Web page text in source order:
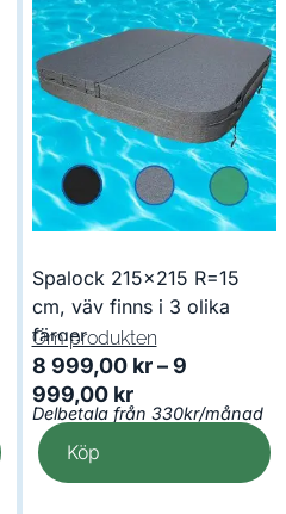
Spalock 215×215 R=15
cm, väv finns i 3 olika
färger
Om produkten
8 999,00 kr – 9
999,00 kr
Delbetala från 330kr/månad
Köp